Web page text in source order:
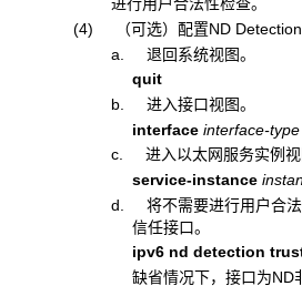
进行用户合法性检查。
(4) （可选）配置ND Detection
a. 退回系统视图。
quit
b. 进入接口视图。
interface interface-
c. 进入以太网服务实例视
service-instance
d. 将不需要进行用户合法
信任接口。
ipv6 nd detection
缺省情况下，接口为ND